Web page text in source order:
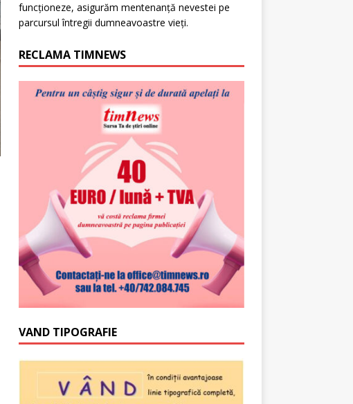
funcționeze, asigurăm mentenanță nevestei pe
parcursul întregii dumneavoastre vieți.
RECLAMA TIMNEWS
VAND TIPOGRAFIE